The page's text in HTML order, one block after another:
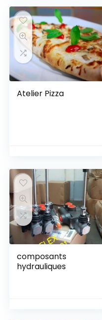
Atelier Pizza
composants
hydrauliques